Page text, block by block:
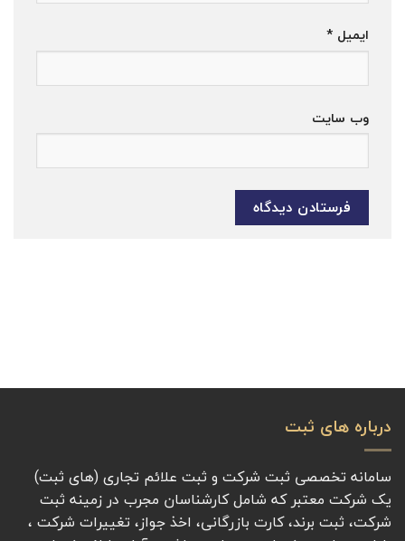
ایمیل *
وب‌ سایت
درباره های ثبت
سامانه تخصصی ثبت شرکت و ثبت علائم تجاری (های ثبت)
یک شرکت معتبر که شامل کارشناسان مجرب در زمینه ثبت
شرکت، ثبت برند، کارت بازرگانی، اخذ جواز، تغییرات شرکت ،